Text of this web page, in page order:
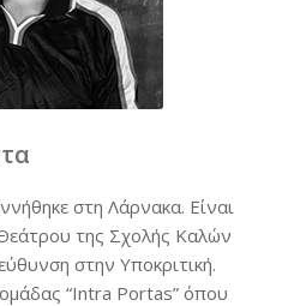
στη Λάρνακα. Είναι
της Σχολής Καλών
στην Υποκριτική.
ομάδας “Intra Portas” όπου